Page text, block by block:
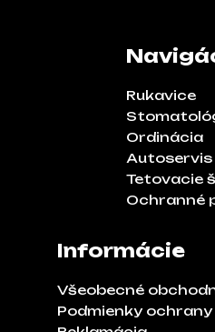
Rukavice
Ordinácia
Autoservis
Tetovacie
Ochranné
Informácie
Všeobecné
Podmienky